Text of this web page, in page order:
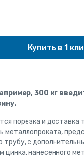
Купить в 1
300 кг
порезка и доставка
металлопроката,
трубу, с
нанесенного